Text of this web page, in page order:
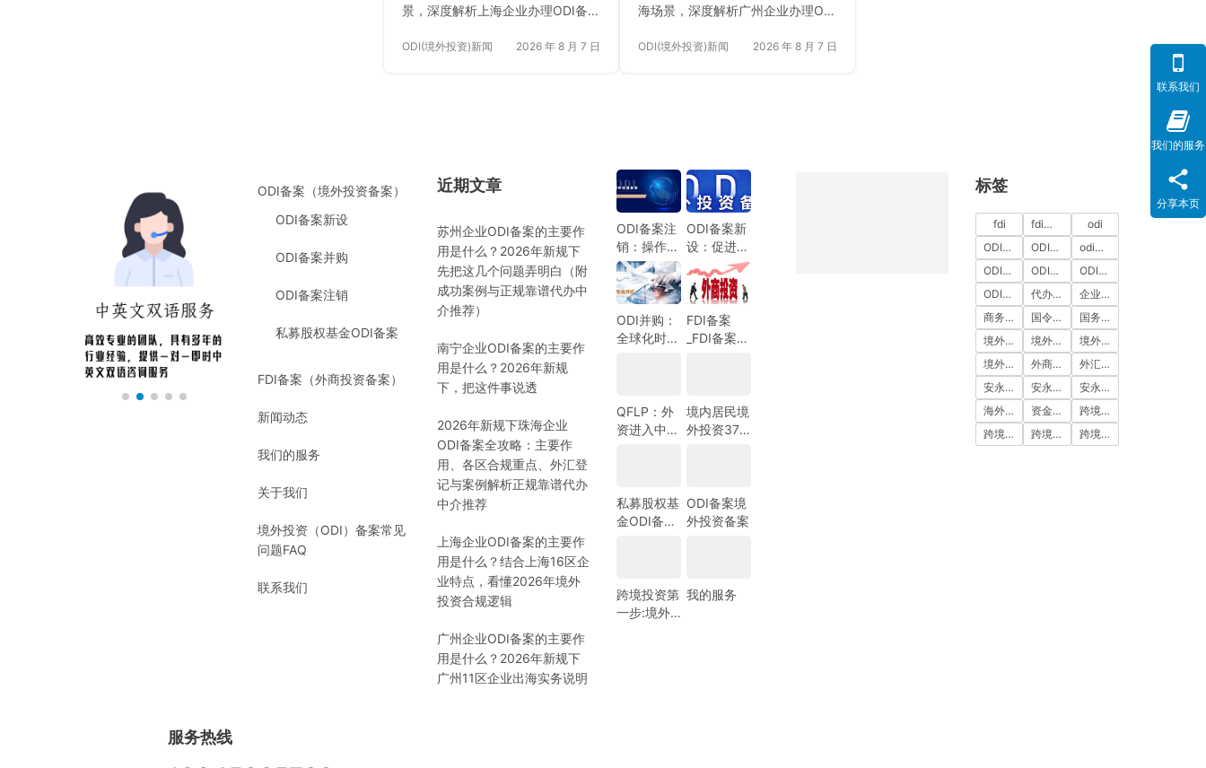
景，深度解析上海企业办理ODI备案
年7月1日起施行的《国务院令第
造、青浦跨境电商与大额复杂并购
永国际跨境合规圈在ODI代理全流程
及无偿外汇登记辅导方面的专业服
务能力。
ODI(境外投资)新闻 2026 年 8 月 7 日
海场景，深度解析广州企业办理ODI
2026年7月1日起施行的《国务院令
与高频FAQ答疑。文章辅以番禺跨
境电商与黄埔拟上市科技企业的真
实成功案例，重点推荐安永国际跨
境合规圈在ODI代理全流程及无偿外
汇登记辅导方面的专业服务能力。
ODI(境外投资)新闻 2026 年 8 月 7 日
ODI备案（境外投资备案）
ODI备案新设
ODI备案并购
ODI备案注销
私募股权基金ODI备案
FDI备案（外商投资备案）
新闻动态
我们的服务
关于我们
境外投资（ODI）备案常见
问题FAQ
联系我们
近期文章
苏州企业ODI备案的主要作
用是什么？2026年新规下
先把这几个问题弄明白（附
成功案例与正规靠谱代办中
介推荐）
南宁企业ODI备案的主要作
用是什么？2026年新规
下，把这件事说透
2026年新规下珠海企业
ODI备案全攻略：主要作
用、各区合规重点、外汇登
记与案例解析正规靠谱代办
中介推荐
上海企业ODI备案的主要作
用是什么？结合上海16区企
业特点，看懂2026年境外
投资合规逻辑
广州企业ODI备案的主要作
用是什么？2026年新规下
广州11区企业出海实务说明
ODI备案注
销：操作指
南与注意事
项
ODI备案新
设：促进中
国企业全球
化发展的新
机遇
ODI并购：
全球化时代
FDI备案
_FDI备案指
规圈
QFLP：外
资进入中国
境内居民境
外投资37
私募股权基
金ODI备案
ODI备案境
外投资备案
跨境投资第
一步:境外
我的服务
标签
fdi fdi备案
odi
ODI代办
ODI代办服务
odi备案
ODI备案中介机构
ODI备案代办中介
ODI备案费用
ODI登记
代办ODI多少钱
企业出海
商务部备案
国令第837号
国务院令第837号
境外投资
境外投资备案
境外投资备案流程
境外直接投资
外商投资
外汇登记
安永国际
安永国际ODI备案
安永国际跨境合规圈
海外公司注册服务
资金出境
跨境合规
跨境合规圈
跨境合规服务 跨境投资
服务热线
联系我们
我们的服务
分享本页